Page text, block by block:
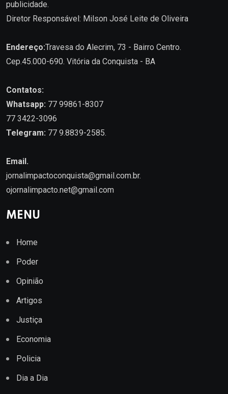
publicidade.
Diretor Responsável: Milson José Leite de Oliveira
Endereço:Travesa do Alecrim, 73 - Bairro Centro.
Cep.45.000-690. Vitória da Conquista - BA
Contatos:
Whatsapp: 77 99861-8307
77 3422-3096
Telegram: 77 9.8839-2585.
Email.
jornalimpactoconquista@gmail.com.br.
ojornalimpacto.net@gmail.com
MENU
Home
Poder
Opinião
Artigos
Justiça
Economia
Policia
Dia a Dia